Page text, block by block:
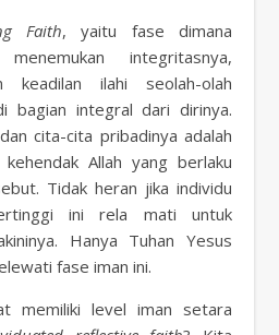
Faith, yaitu fase dimana
integritasnya,
keadilan ilahi seolah-olah
bagian integral dari dirinya.
cita-cita pribadinya adalah
Allah yang berlaku
Tidak heran jika individu
ini rela mati untuk
Hanya Tuhan Yesus
fase iman ini.
memiliki level iman setara